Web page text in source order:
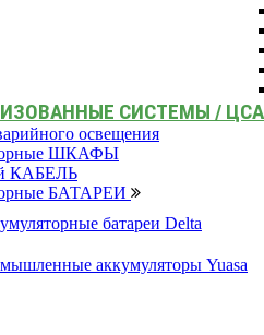
СИСТЕМЫ /
освещения
ШКАФЫ
КАБЕЛЬ
БАТАРЕИ
батареи Delta
аккумуляторы Yuasa